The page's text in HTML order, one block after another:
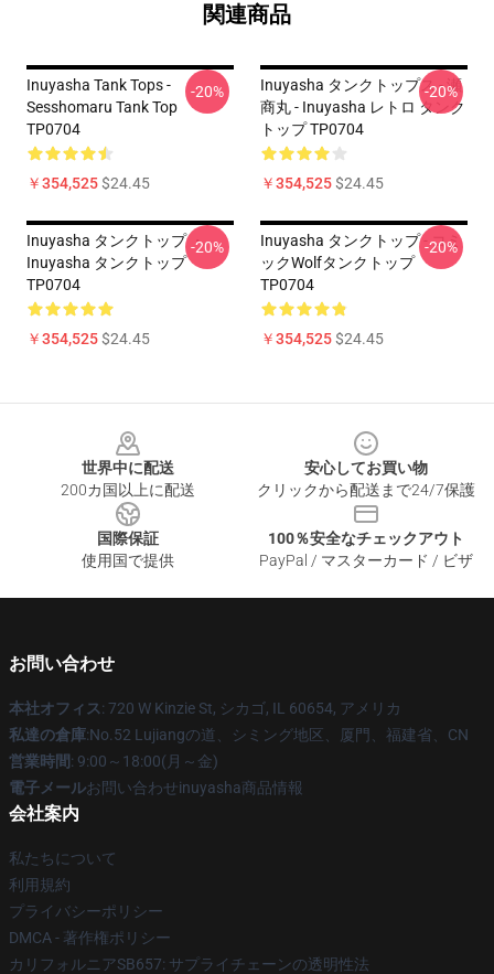
関連商品
Inuyasha Tank Tops -
Sesshomaru Tank Top
TP0704
￥354,525$24.45
-20%
Inuyasha タンクトップス - 瀬
商丸 - Inuyasha レトロ タンク
トップ TP0704
￥354,525$24.45
-20%
Inuyasha タンクトップ ・
Inuyasha タンクトップ
TP0704
￥354,525$24.45
-20%
Inuyasha タンクトップ - コミ
ックWolfタンクトップ
TP0704
￥354,525$24.45
-20%
世界中に配送
200カ国以上に配送
安心してお買い物
クリックから配送まで24/7保護
国際保証
使用国で提供
100％安全なチェックアウト
PayPal / マスターカード / ビザ
お問い合わせ
本社オフィス: 720 W Kinzie St, シカゴ, IL 60654, アメリカ
私達の倉庫:No.52 Lujiangの道、シミング地区、厦門、福建省、CN
営業時間: 9:00～18:00(月～金)
電子メールお問い合わせinuyasha商品情報
会社案内
私たちについて
利用規約
プライバシーポリシー
DMCA - 著作権ポリシー
カリフォルニアSB657: サプライチェーンの透明性法